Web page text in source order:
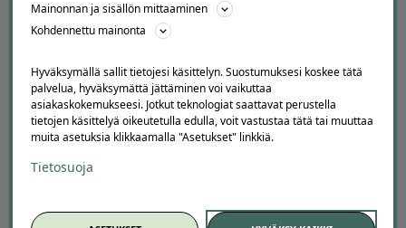
APUA JA NEUVOJA
Asiakaspalvelu
Kuinka Offerilla toimii
Usein kysytyt kysymykset
Suosittele Offerillaa
TUTUSTU MEIHIN
Ajankohtaista
Mainonnan ja sisällön mittaaminen
Kohdennettu mainonta
Hyväksymällä sallit tietojesi käsittelyn. Suostumuksesi koskee tätä
palvelua, hyväksymättä jättäminen voi vaikuttaa
asiakaskokemukseesi. Jotkut teknologiat saattavat perustella
tietojen käsittelyä oikeutetulla edulla, voit vastustaa tätä tai muuttaa
muita asetuksia klikkaamalla "Asetukset" linkkiä.
Tietosuoja